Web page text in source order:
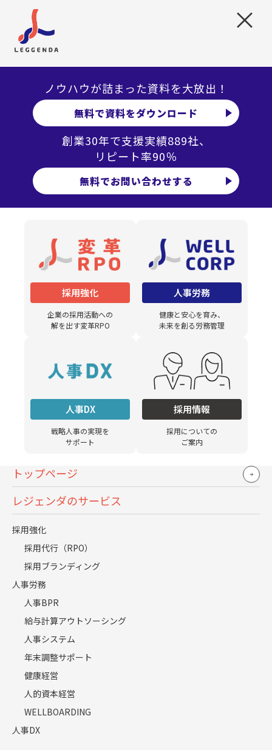
×
ノウハウが詰まった資料を大放出！
無料で資料をダウンロード
創業30年で支援実績889社、
リピート率90％
無料でお問い合わせする
採用強化
企業の採用活動への
解を出す変革RPO
人事労務
健康と安心を育み、
未来を創る労務管理
人事DX
戦略人事の実現を
サポート
採用情報
採用についての
ご案内
トップページ
レジェンダのサービス
採用強化
採用代行（RPO）
採用ブランディング
人事労務
人事BPR
給与計算アウトソーシング
人事システム
年末調整サポート
健康経営
人的資本経営
WELLBOARDING
人事DX
労務コラム 2024.06.10
離職防止のカギはここにあり！ いますぐ企業が取り
組むべき定着率向上施策
詳しく見る
労務コラム 2024.05.16
労務コラム
なぜ、いま人事BPRが求められているのか？
人的資本経営を支える人事BPRトレンド４選
詳しく見る